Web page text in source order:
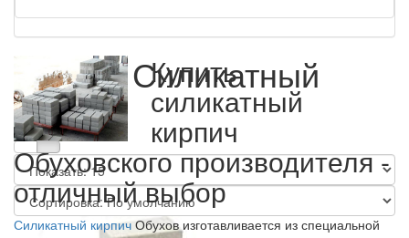
Кирпич Силикатный
Обухов
Купить
силикатный
кирпич
Обуховского производителя -
отличный выбор
Силикатный кирпич Обухов изготавливается из специальной